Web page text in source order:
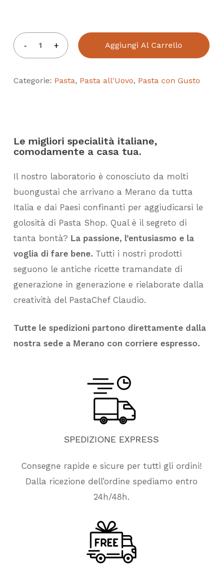
Aggiungi Al Carrello
Categorie: Pasta, Pasta all'Uovo, Pasta con Gusto
Le migliori specialità italiane,
comodamente a casa tua.
Il nostro laboratorio è conosciuto da molti
buongustai che arrivano a Merano da tutta
Italia e dai Paesi confinanti per aggiudicarsi le
golosità di Pasta Shop. Qual è il segreto di
tanta bontà? La passione, l’entusiasmo e la
voglia di fare bene. Tutti i nostri prodotti
seguono le antiche ricette tramandate di
generazione in generazione e rielaborate dalla
creatività del PastaChef Claudio.
Tutte le spedizioni partono direttamente dalla
nostra sede a Merano con corriere espresso.
SPEDIZIONE EXPRESS
Consegne rapide e sicure per tutti gli ordini!
Dalla ricezione dell’ordine spediamo entro
24h/48h.